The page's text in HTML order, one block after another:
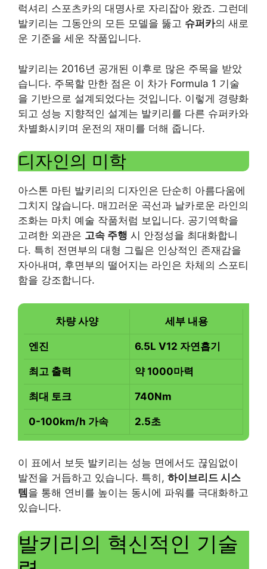
럭셔리 스포츠카의 대명사로 자리잡아 왔죠. 그런데
발키리는 그동안의 모든 모델을 뚫고 슈퍼카의 새로
운 기준을 세운 작품입니다.
발키리는 2016년 공개된 이후로 많은 주목을 받았
습니다. 주목할 만한 점은 이 차가 Formula 1 기술
을 기반으로 설계되었다는 것입니다. 이렇게 경량화
되고 성능 지향적인 설계는 발키리를 다른 슈퍼카와
차별화시키며 운전의 재미를 더해 줍니다.
디자인의 미학
아스톤 마틴 발키리의 디자인은 단순히 아름다움에
그치지 않습니다. 매끄러운 곡선과 날카로운 라인의
조화는 마치 예술 작품처럼 보입니다. 공기역학을
고려한 외관은 고속 주행 시 안정성을 최대화합니
다. 특히 전면부의 대형 그릴은 인상적인 존재감을
자아내며, 후면부의 떨어지는 라인은 차체의 스포티
함을 강조합니다.
차량 사양 세부 내용
엔진 6.5L V12 자연흡기
최고 출력 약 1000마력
최대 토크 740Nm
0-100km/h 가속 2.5초
이 표에서 보듯 발키리는 성능 면에서도 끊임없이
발전을 거듭하고 있습니다. 특히, 하이브리드 시스
템 을 통해 연비를 높이는 동시에 파워를 극대화하고
있습니다.
발키리의 혁신적인 기술